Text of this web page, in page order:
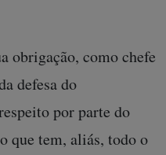
obrigação, como chefe
defesa do
por parte do
que tem, aliás, todo o